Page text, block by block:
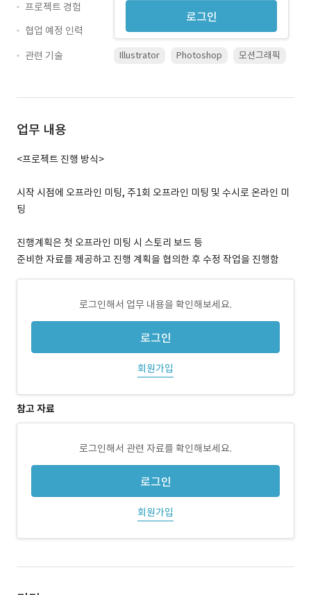
로그인
프로젝트 경험
협업 예정 인력
관련 기술
Illustrator Photoshop 모션그래픽
업무 내용
<프로젝트 진행 방식>
시작 시점에 오프라인 미팅, 주1회 오프라인 미팅 및 수시로 온라인 미
팅
진행계획은 첫 오프라인 미팅 시 스토리 보드 등
준비한 자료를 제공하고 진행 계획을 협의한 후 수정 작업을 진행함
로그인해서 업무 내용을 확인해보세요.
로그인
회원가입
참고 자료
로그인해서 관련 자료를 확인해보세요.
로그인
회원가입